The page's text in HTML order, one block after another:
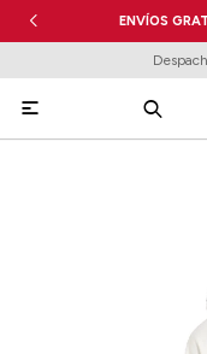
ENVÍOS
